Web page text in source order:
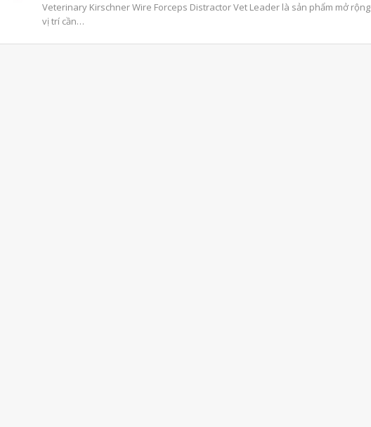
Veterinary Kirschner Wire Forceps Distractor Vet Leader là sản phẩm mở rộng
vị trí cần…